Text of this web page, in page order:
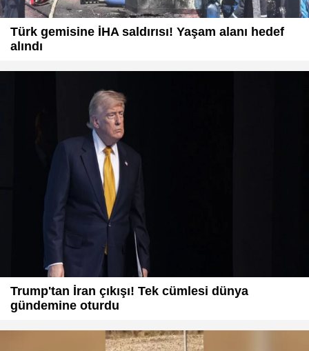
Türk gemisine İHA saldırısı! Yaşam alanı hedef
alındı
Trump'tan İran çıkışı! Tek cümlesi dünya
gündemine oturdu